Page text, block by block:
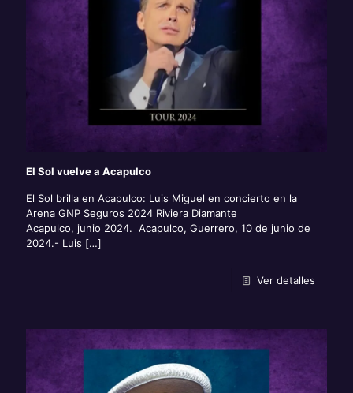
El Sol vuelve a Acapulco
El Sol brilla en Acapulco: Luis Miguel en concierto en la
Arena GNP Seguros 2024 Riviera Diamante
Acapulco, junio 2024. Acapulco, Guerrero, 10 de junio de
2024.- Luis […]
Ver detalles